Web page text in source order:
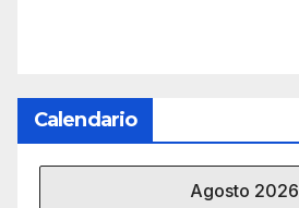
Calendario
Agosto 2026